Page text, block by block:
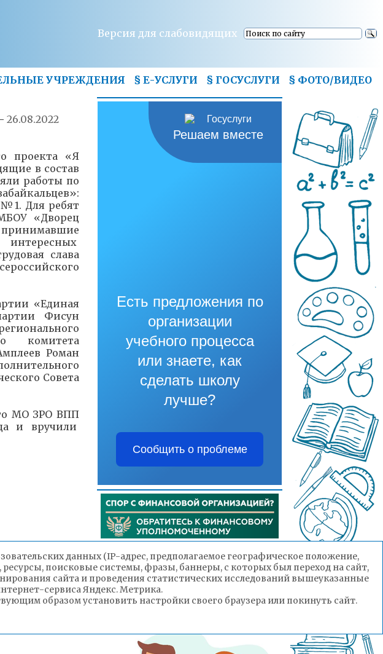
Версия для слабовидящих
УЧРЕЖДЕНИЯ § Е-УСЛУГИ § ГОСУСЛУГИ § ФОТО/ВИДЕО
26.08.2022
проекта «Я
в состав
работы по
Для ребят
«Дворец
интересных
слава
«Единая
Фисун
комитета
Роман
Совета
МО ЗРО ВПП
и вручили
Решаем вместе
Есть предложения по
организации
учебного процесса
или знаете, как
сделать школу
лучше?
Сообщить о проблеме
данных (IP-адрес, предполагаемое географическое положение,
поисковые системы, фразы, баннеры, с которых был переход на сайт,
сайта и проведения статистических исследований вышеуказанные
сервиса Яндекс. Метрика.
образом установить настройки своего браузера или покинуть сайт.